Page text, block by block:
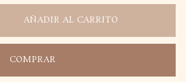
AÑADIR AL CARRITO
COMPRAR